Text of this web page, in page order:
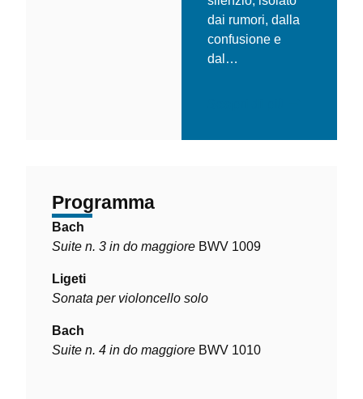
dai rumori, dalla
confusione e
dal…
Programma
Bach
Suite n. 3 in do maggiore BWV 1009
Ligeti
Sonata per violoncello solo
Bach
Suite n. 4 in do maggiore BWV 1010